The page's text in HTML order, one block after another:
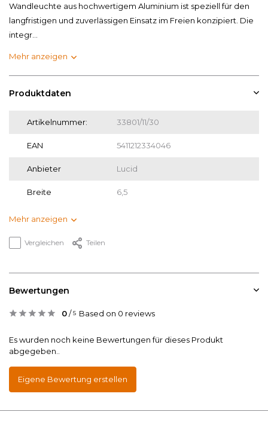
Wandleuchte aus hochwertigem Aluminium ist speziell für den
langfristigen und zuverlässigen Einsatz im Freien konzipiert. Die
integr...
Mehr anzeigen
Produktdaten
Artikelnummer: 33801/11/30
EAN 5411212334046
Anbieter Lucid
Breite 6,5
Mehr anzeigen
Vergleichen Teilen
Bewertungen
0/5 Based on 0 reviews
Es wurden noch keine Bewertungen für dieses Produkt
abgegeben..
Eigene Bewertung erstellen